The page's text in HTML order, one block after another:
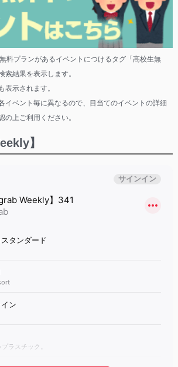
料プランがあるイベントにつけるタグ「高校生無
索結果を表示します。
示されます。
イベント毎に異なるので、目当てのイベントの詳細
の上ご利用ください。
】